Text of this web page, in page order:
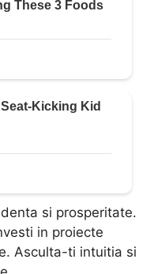
si prosperitate.
in proiecte
Asculta-ti intuitia si